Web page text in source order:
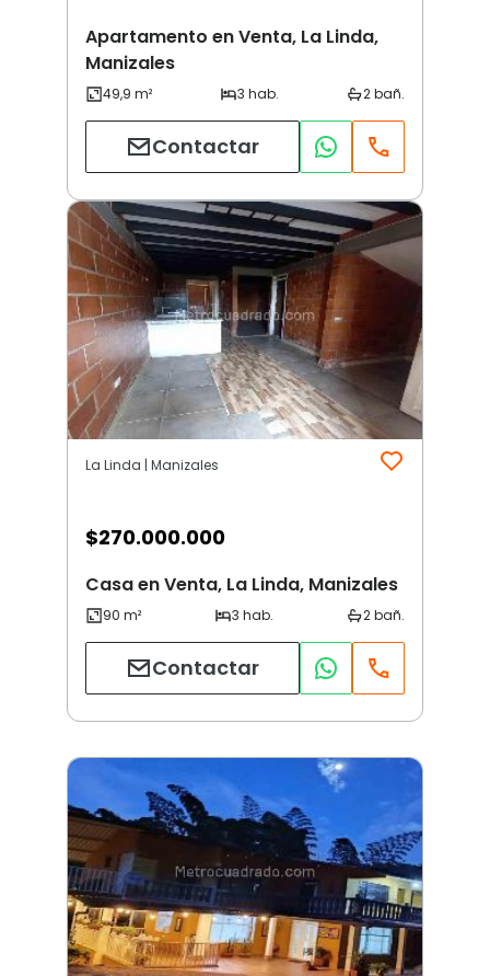
Apartamento en Venta, La Linda,
Manizales
Contactar
La Linda | Manizales
$270.000.000
Casa en Venta, La Linda, Manizales
Contactar